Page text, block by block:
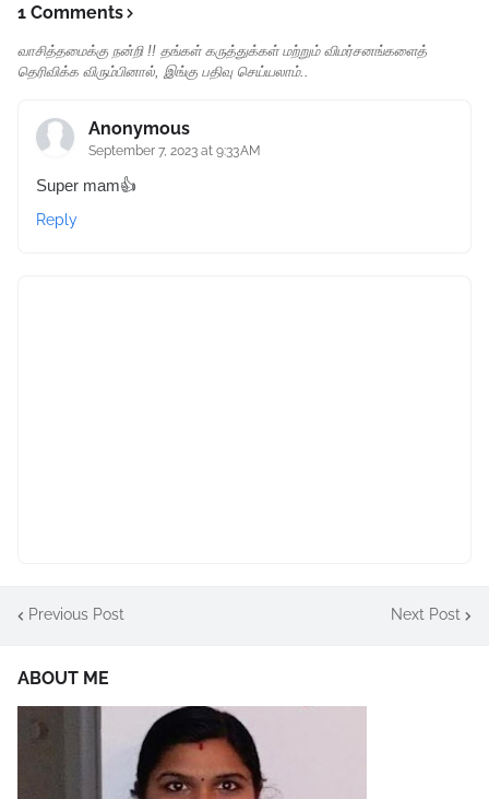
1 Comments
வாசித்தமைக்கு நன்றி !! தங்கள் கருத்துக்கள் மற்றும் விமர்சனங்களைத்
தெரிவிக்க விரும்பினால், இங்கு பதிவு செய்யலாம்..
Anonymous
September 7, 2023 at 9:33 AM
Super mam👍
Reply
Previous Post Next Post
ABOUT ME